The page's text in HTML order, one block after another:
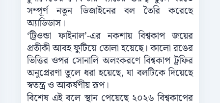
সম্পূর্ণ নতুন ডিজাইনের বল তৈরি করেছে
অ্যাডিডাস।
‘ট্রিওন্ডা ফাইনাল’-এর নকশায় বিশ্বকাপ জয়ের
প্রতীকী আবহ ফুটিয়ে তোলা হয়েছে। কালো রঙের
ভিত্তির ওপর সোনালি অলংকরণে বিশ্বকাপ ট্রফির
অনুপ্রেরণা তুলে ধরা হয়েছে, যা বলটিকে দিয়েছে
স্বতন্ত্র ও আকর্ষণীয় রূপ।
বিশেষ এই বলে স্থান পেয়েছে ২০২৬ বিশ্বকাপের